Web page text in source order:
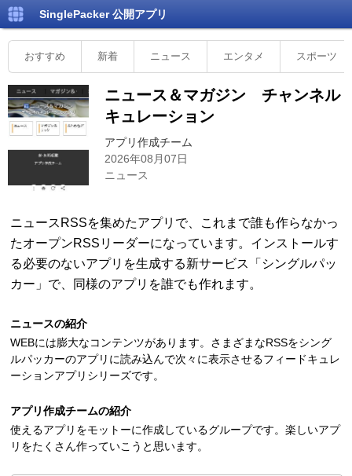
SinglePacker公開アプリ
おすすめ 新着 ニュース エンタメ スポーツ
ニュース＆マガジン チャンネル
キュレーション
アプリ作成チーム
2026年08月07日
ニュース
ニュースRSSを集めたアプリで、これまで誰も作らなかっ
たオープンRSSリーダーになっています。インストールす
る必要のないアプリを生成する新サービス「シングルパッ
カー」で、同様のアプリを誰でも作れます。
ニュースの紹介
WEBには膨大なコンテンツがあります。さまざまなRSSをシング
ルパッカーのアプリに読み込んで次々に表示させるフィードキュレ
ーションアプリシリーズです。
アプリ作成チームの紹介
使えるアプリをモットーに作成しているグループです。楽しいアプ
リをたくさん作っていこうと思います。